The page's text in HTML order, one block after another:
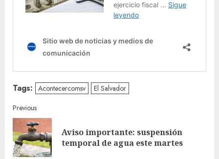
Tags: Acontecercomsv El Salvador
Continue
Reading
Previous
Aviso importante: suspensión
temporal de agua este martes